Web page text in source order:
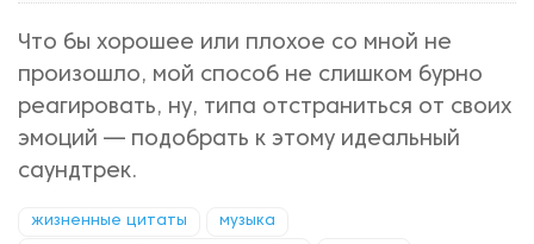
Что бы хорошее или плохое со мной не
произошло, мой способ не слишком бурно
реагировать, ну, типа отстраниться от своих
эмоций — подобрать к этому идеальный
саундтрек.
жизненные цитаты музыка